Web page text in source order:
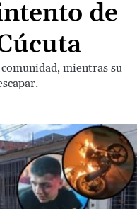
de
mientras su